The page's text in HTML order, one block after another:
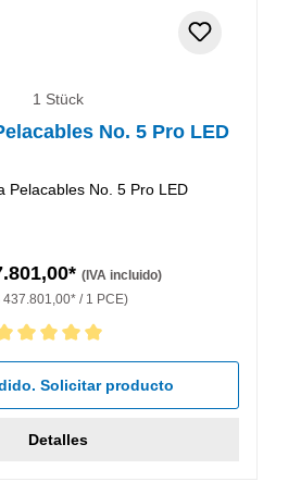
1 Stück
No. 5 Pro LED
Pelacables No. 5 Pro LED
(IVA incluido)
437.801,00* / 1 PCE)
de 5 de 5 estrellas
Solicitar producto
Detalles